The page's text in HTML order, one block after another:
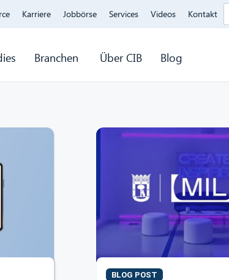
Karriere Jobbörse Services Videos Kontakt
Branchen Über CIB Blog
BLOG POST